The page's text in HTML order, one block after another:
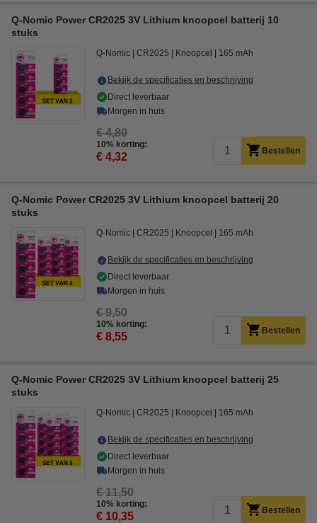
Q-Nomic Power CR2025 3V Lithium knoopcel batterij 10
stuks
Q-Nomic CR2025 Knoopcel 165 mAh
Bekijk de specificaties en beschrijving
Direct leverbaar
Morgen in huis
€ 4,80
10% korting:
€ 4,32 Bestellen
Q-Nomic Power CR2025 3V Lithium knoopcel batterij 20
stuks
Q-Nomic CR2025 Knoopcel 165 mAh
Bekijk de specificaties en beschrijving
Direct leverbaar
Morgen in huis
€ 9,50
10% korting:
€ 8,55 Bestellen
Q-Nomic Power CR2025 3V Lithium knoopcel batterij 25
stuks
Q-Nomic CR2025 Knoopcel 165 mAh
Bekijk de specificaties en beschrijving
Direct leverbaar
Morgen in huis
€ 11,50
10% korting:
€ 10,35 Bestellen